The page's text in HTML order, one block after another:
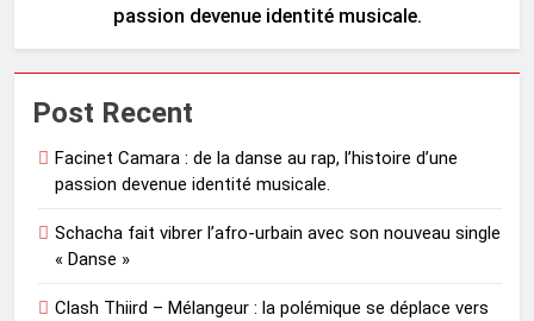
passion devenue identité musicale.
Post Recent
Facinet Camara : de la danse au rap, l’histoire d’une
passion devenue identité musicale.
Schacha fait vibrer l’afro-urbain avec son nouveau single
« Danse »
Clash Thiird – Mélangeur : la polémique se déplace vers